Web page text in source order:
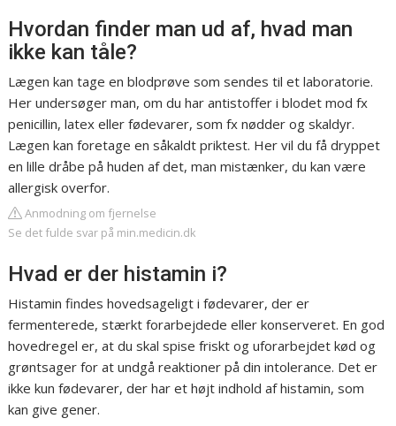
Hvordan finder man ud af, hvad man
ikke kan tåle?
Lægen kan tage en blodprøve som sendes til et laboratorie.
Her undersøger man, om du har antistoffer i blodet mod fx
penicillin, latex eller fødevarer, som fx nødder og skaldyr.
Lægen kan foretage en såkaldt priktest. Her vil du få dryppet
en lille dråbe på huden af det, man mistænker, du kan være
allergisk overfor.
Anmodning om fjernelse
Se det fulde svar på min.medicin.dk
Hvad er der histamin i?
Histamin findes hovedsageligt i fødevarer, der er
fermenterede, stærkt forarbejdede eller konserveret. En god
hovedregel er, at du skal spise friskt og uforarbejdet kød og
grøntsager for at undgå reaktioner på din intolerance. Det er
ikke kun fødevarer, der har et højt indhold af histamin, som
kan give gener.